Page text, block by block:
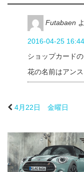
Futabaen
2016-04-25 16:44
ショップカード
花の名前はアンス
4月22日 金曜日